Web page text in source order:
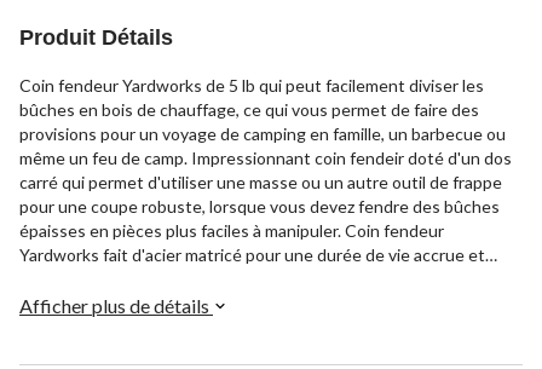
Produit Détails
Coin fendeur Yardworks de 5 lb qui peut facilement diviser les
bûches en bois de chauffage, ce qui vous permet de faire des
provisions pour un voyage de camping en famille, un barbecue ou
même un feu de camp. Impressionnant coin fendeir doté d'un dos
carré qui permet d'utiliser une masse ou un autre outil de frappe
pour une coupe robuste, lorsque vous devez fendre des bûches
épaisses en pièces plus faciles à manipuler. Coin fendeur
Yardworks fait d'acier matricé pour une durée de vie accrue et
plupart des bûches.
Afficher plus de détails